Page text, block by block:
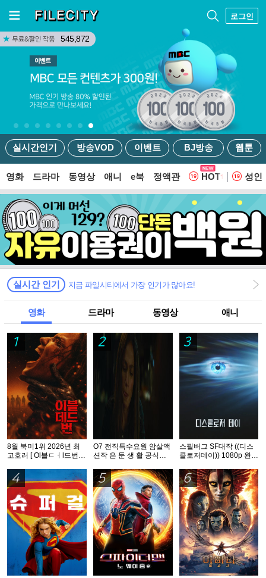
로그인
실시간인기 방송VOD 이벤트 BJ방송 웹툰
545,872
영화 드라마 동영상 애니 e북 정액관 HOT 웹
성인
실시간 인기 지금 파일시티에서 가장 인기가 많아요!
영화 드라마 동영상 애니
1
8월 북미1위 2026년 최
고호러 [ Ol블ㄷㅓl드번 ]
2
O7 전직특수요원 암살액
션작 은 둔 생 활 공식자
3
스필버그 SF대작 ((디스
클로저데이)) 1080p 완벽
4 5 6